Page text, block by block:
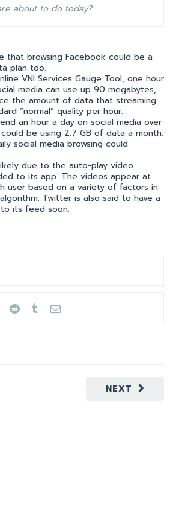
about to do today?
that browsing Facebook could be a
plan too.
VNI Services Gauge Tool, one hour
media can use up 90 megabytes,
the amount of data that streaming
“normal” quality per hour.
an hour a day on social media over
be using 2.7 GB of data a month.
social media browsing could
due to the auto-play video
to its app. The videos appear at
user based on a variety of factors in
Twitter is also said to have a
its feed soon.
NEXT